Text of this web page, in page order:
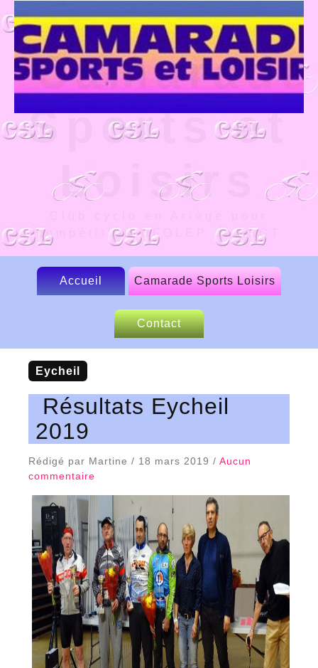
Camarade
Sports et
Loisirs
compétition UFOLEP et FSGT
Accueil Camarade Sports Loisirs
Le CSL
Nos sponsors
Articles de presse
Contact
Eycheil
Résultats Eycheil
2019
Rédigé par Martine / 18 mars 2019 / Aucun
commentaire